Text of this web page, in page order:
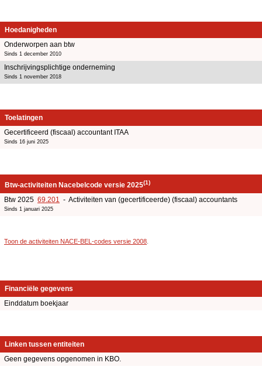
Hoedanigheden
Onderworpen aan btw
Sinds 1 december 2010
Inschrijvingsplichtige onderneming
Sinds 1 november 2018
Toelatingen
Gecertificeerd (fiscaal) accountant ITAA
Sinds 16 juni 2025
Btw-activiteiten Nacebelcode versie 2025(1)
Btw 2025 69.201 - Activiteiten van (gecertificeerde) (fiscaal) accountants
Sinds 1 januari 2025
Toon de activiteiten NACE-BEL-codes versie 2008
Financiële gegevens
Einddatum boekjaar
Linken tussen entiteiten
Geen gegevens opgenomen in KBO.